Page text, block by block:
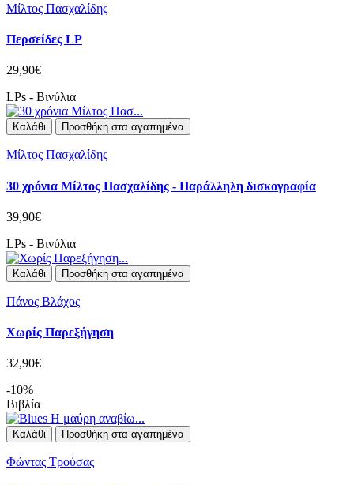
Μίλτος Πασχαλίδης
Περσείδες LP
29,90€
LPs - Βινύλια
Καλάθι Προσθήκη στα αγαπημένα
Μίλτος Πασχαλίδης
30 χρόνια Μίλτος Πασχαλίδης - Παράλληλη δισκογραφία
39,90€
LPs - Βινύλια
Καλάθι Προσθήκη στα αγαπημένα
Πάνος Βλάχος
Χωρίς Παρεξήγηση
32,90€
-10%
Βιβλία
Καλάθι Προσθήκη στα αγαπημένα
Φώντας Τρούσας